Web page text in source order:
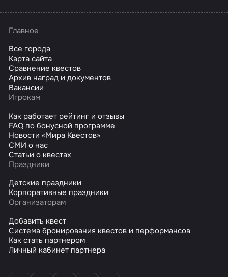
Главное
Все города
Карта сайта
Сравнение квестов
Архив наград и документов
Вакансии
Игрокам
Как работает рейтинг и отзывы
FAQ по бонусной программе
Новости «Мира Квестов»
СМИ о нас
Статьи о квестах
Праздники
Детские праздники
Корпоративные праздники
Организаторам
Добавить квест
Система бронирования квестов и перформансов
Как стать партнером
Личный кабинет партнера